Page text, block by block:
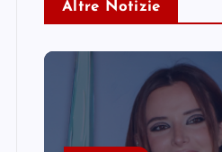
Altre Notizie